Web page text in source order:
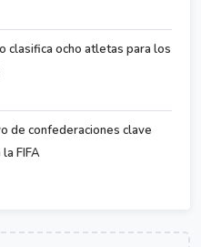
clasifica ocho atletas para los
de confederaciones clave
FIFA